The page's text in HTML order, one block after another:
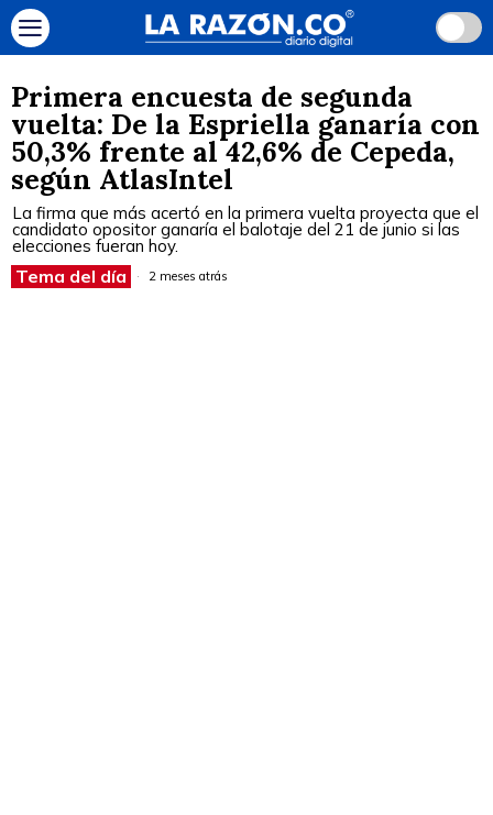
Primera encuesta de segunda
vuelta: De la Espriella ganaría con
50,3% frente al 42,6% de Cepeda,
según AtlasIntel
La firma que más acertó en la primera vuelta proyecta que el
candidato opositor ganaría el balotaje del 21 de junio si las
elecciones fueran hoy.
Tema del día 2 meses atrás